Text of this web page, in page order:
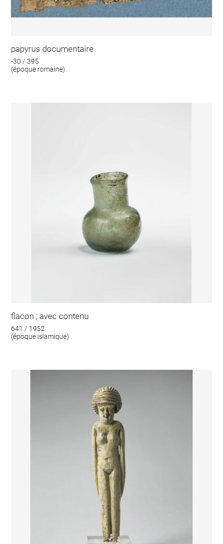
papyrus documentaire
-30 / 395
(époque romaine)
flacon ; avec contenu
641 / 1952
(époque islamique)